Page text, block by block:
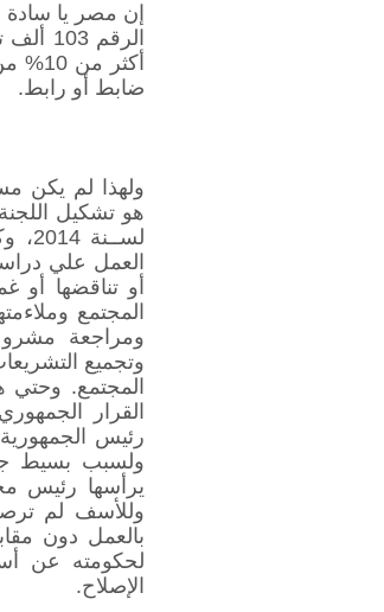
إن مصر يا سادة
أكثر
ضابط أو رابط.
ولهذا لم يكن
العمل علي
أو تناقضها أو
المجتمع
ومراجعة
وتجميع
المجتمع.
القرار
رئيس
ولسبب بسيط
يرأسها رئيس
وللأسف لم
بالعمل دون
لحكومته عن
الإصلاح.